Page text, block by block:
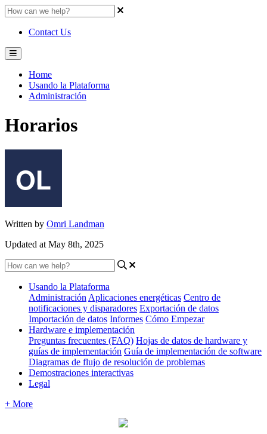
Contact Us
Home
Usando la Plataforma
Administración
Horarios
Written by Omri Landman
Updated at May 8th, 2025
Usando la Plataforma
Administración Aplicaciones energéticas Centro de
notificaciones y disparadores Exportación de datos
Importación de datos Informes Cómo Empezar
Hardware e implementación
Preguntas frecuentes (FAQ) Hojas de datos de hardware y
guías de implementación Guía de implementación de software
Diagramas de flujo de resolución de problemas
Demostraciones interactivas
Legal
+ More